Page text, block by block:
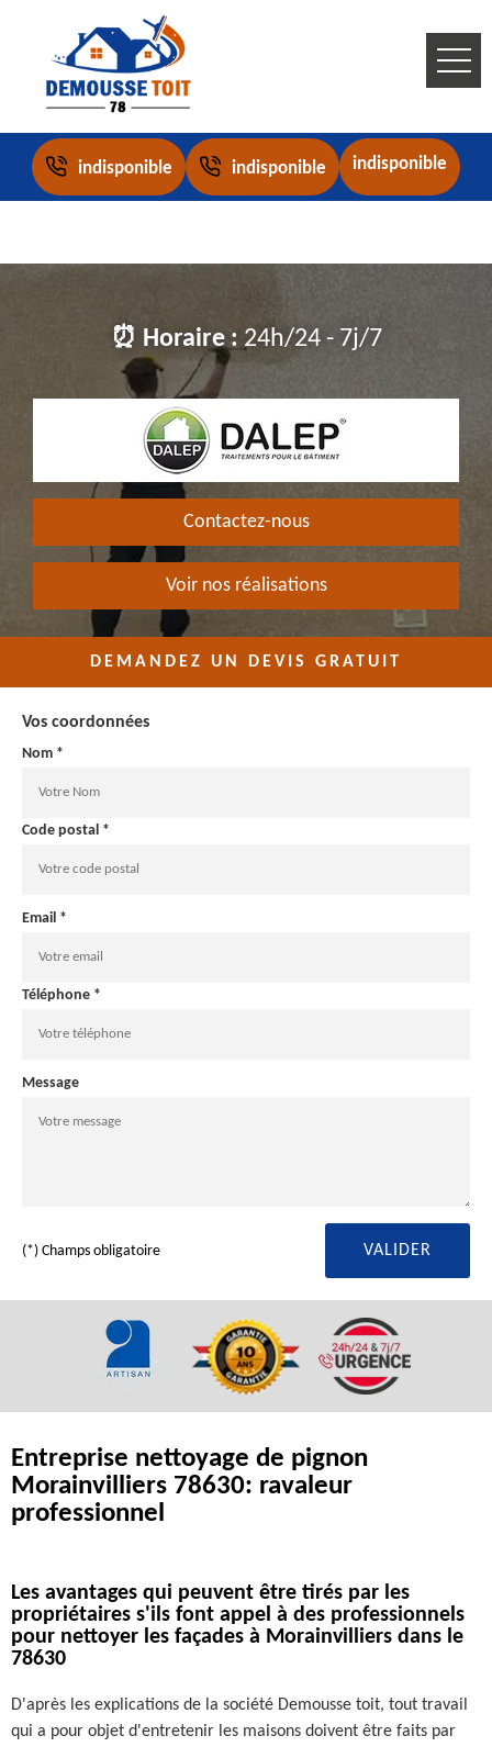
indisponible indisponible indisponible
⏰ Horaire : 24h/24 - 7j/7
Contactez-nous
Voir nos réalisations
DEMANDEZ UN DEVIS GRATUIT
Vos coordonnées
Nom *
Code postal *
Email *
Téléphone *
Message
(*) Champs obligatoire
Entreprise nettoyage de pignon
Morainvilliers 78630: ravaleur
professionnel
Les avantages qui peuvent être tirés par les
propriétaires s'ils font appel à des professionnels
pour nettoyer les façades à Morainvilliers dans le
78630
D'après les explications de la société Demousse toit, tout travail
qui a pour objet d'entretenir les maisons doivent être faits par